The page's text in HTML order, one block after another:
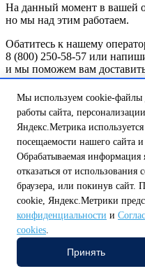
На данный момент в вашей
но мы над этим работаем.
Обатитесь к нашему
8 (800) 250-58-57 или
и мы поможем вам
Белгородская обл.
Нижегородская обл.
обл.
Амурская обл.
Белгородская обл. Брянская
Владимирская обл.
Воронежская обл.
Еврейская автономная обл.
Ивановская обл. Иркутская
Мы используем cookie-файлы
работы сайта,
Яндекс.Метрика
посещаемости нашего сайта
Обрабатываемая
отказаться от
браузера, или покинув сайт.
cookie, Яндекс.Метрики
конфиденциальности и
cookies.
Принять